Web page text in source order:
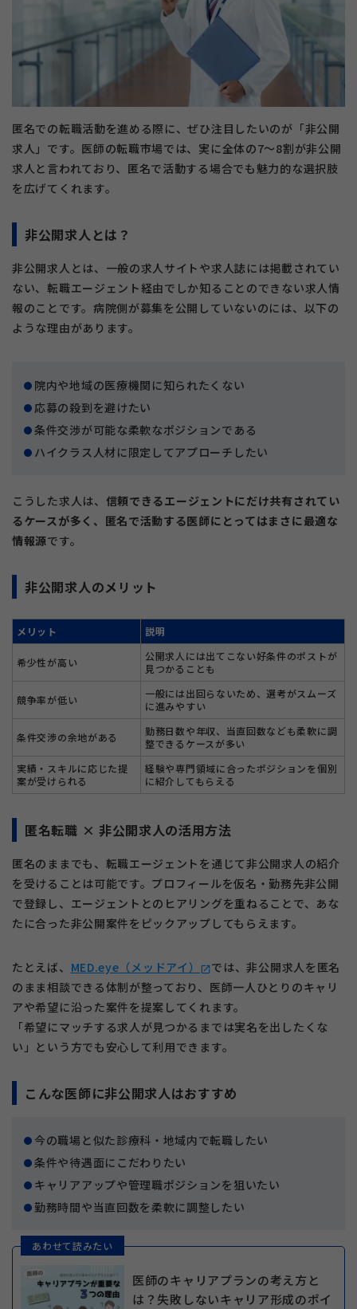
匿名での転職活動を進める際に、ぜひ注目したいのが「非公開
求人」です。医師の転職市場では、実に全体の7〜8割が非公開
求人と言われており、匿名で活動する場合でも魅力的な選択肢
を広げてくれます。
非公開求人とは？
非公開求人とは、一般の求人サイトや求人誌には掲載されてい
ない、転職エージェント経由でしか知ることのできない求人情
報のことです。病院側が募集を公開していないのには、以下の
ような理由があります。
院内や地域の医療機関に知られたくない
応募の殺到を避けたい
条件交渉が可能な柔軟なポジションである
ハイクラス人材に限定してアプローチしたい
こうした求人は、 信頼できるエージェントにだけ共有されてい
るケースが多く、匿名で活動する医師にとってはまさに最適な
情報源です。
非公開求人のメリット
メリット 説明
希少性が高い
公開求人には出てこない好条件のポストが
見つかることも
競争率が低い
一般には出回らないため、選考がスムーズ
に進みやすい
条件交渉の余地がある
勤務日数や年収、当直回数なども柔軟に調
整できるケースが多い
実績・スキルに応じた提
案が受けられる
経験や専門領域に合ったポジションを個別
に紹介してもらえる
匿名転職 × 非公開求人の活用方法
匿名のままでも、転職エージェントを通じて非公開求人の紹介
を受けることは可能です。プロフィールを仮名・勤務先非公開
で登録し、エージェントとのヒアリングを重ねることで、あな
たに合った非公開案件をピックアップしてもらえます。
たとえば、 MED.eye（メッドアイ） open_in_newでは、非公開求人を匿名
のまま相談できる体制が整っており、医師一人ひとりのキャリ
アや希望に沿った案件を提案してくれます。
「希望にマッチする求人が見つかるまでは実名を出したくな
い」という方でも安心して利用できます。
こんな医師に非公開求人はおすすめ
今の職場と似た診療科・地域内で転職したい
条件や待遇面にこだわりたい
キャリアアップや管理職ポジションを狙いたい
勤務時間や当直回数を柔軟に調整したい
あわせて読みたい
医師のキャリアプランの考え方と
は？失敗しないキャリア形成のポイ